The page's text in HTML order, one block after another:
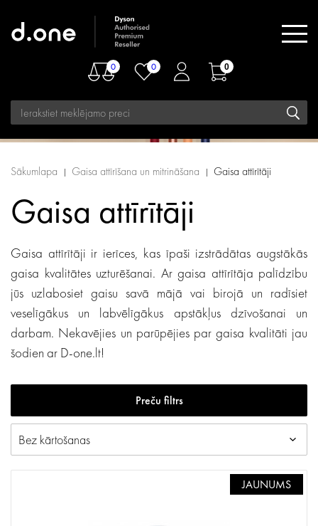
0 0 0
Sākumlapa Gaisa attīrīšana un mitrināšana Gaisa attīrītāji
Gaisa attīrītāji
Gaisa attīrītāji ir ierīces, kas īpaši izstrādātas augstākās
gaisa kvalitātes uzturēšanai. Ar gaisa attīrītāja palīdzību
jūs uzlabosiet gaisu savā mājā vai birojā un radīsiet
veselīgākus un labvēlīgākus apstākļus dzīvošanai un
darbam. Nekavējies un parūpējies par gaisa kvalitāti jau
šodien ar D-one.lt!
Preču filtrs
JAUNUMS